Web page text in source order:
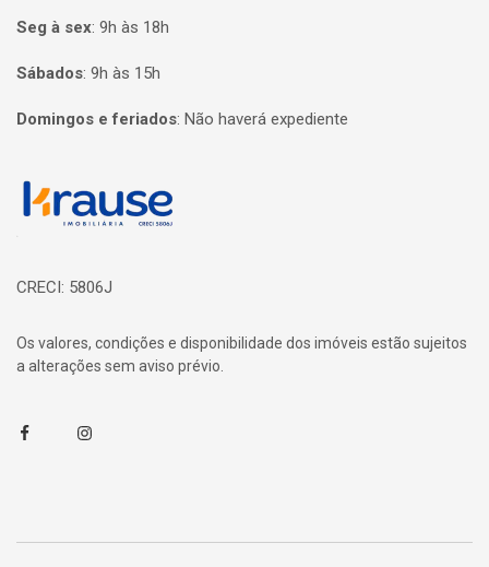
Seg à sex: 9h às 18h
Sábados: 9h às 15h
Domingos e feriados: Não haverá expediente
Página inicial
CRECI: 5806J
Os valores, condições e disponibilidade dos imóveis estão sujeitos
a alterações sem aviso prévio.
FacebookInstagram